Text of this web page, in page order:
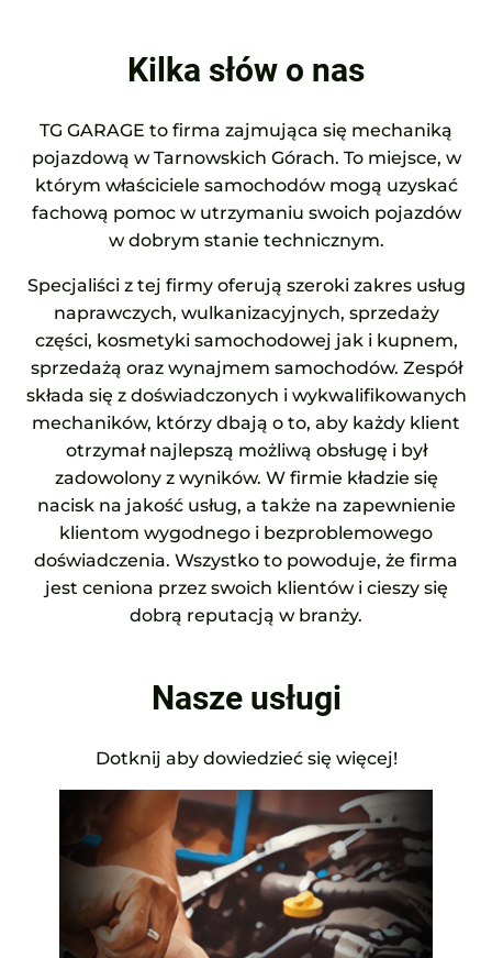
Kilka słów o nas
TG GARAGE to firma zajmująca się mechaniką
pojazdową w Tarnowskich Górach. To miejsce, w
którym właściciele samochodów mogą uzyskać
fachową pomoc w utrzymaniu swoich pojazdów
w dobrym stanie technicznym.
Specjaliści z tej firmy oferują szeroki zakres usług
naprawczych, wulkanizacyjnych, sprzedaży
części, kosmetyki samochodowej jak i kupnem,
sprzedażą oraz wynajmem samochodów. Zespół
składa się z doświadczonych i wykwalifikowanych
mechaników, którzy dbają o to, aby każdy klient
otrzymał najlepszą możliwą obsługę i był
zadowolony z wyników. W firmie kładzie się
nacisk na jakość usług, a także na zapewnienie
klientom wygodnego i bezproblemowego
doświadczenia. Wszystko to powoduje, że firma
jest ceniona przez swoich klientów i cieszy się
dobrą reputacją w branży.
Nasze usługi
Dotknij aby dowiedzieć się więcej!
Mechanika samochodowa
Potrzebujesz fachowej pomocy w
naprawie swojego samochodu?
Zaufaj naszym doświadczonym